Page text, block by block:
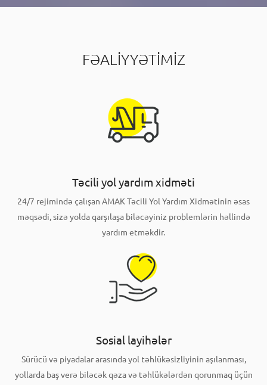
FƏALİYYƏTİMİZ
Təcili yol yardım xidməti
24/7 rejimində çalışan AMAK Təcili Yol Yardım Xidmətinin əsas
məqsədi, sizə yolda qarşılaşa biləcəyiniz problemlərin həllində
yardım etməkdir.
Sosial layihələr
Sürücü və piyadalar arasında yol təhlükəsizliyinin aşılanması,
yollarda baş verə biləcək qəza və təhlükələrdən qorunmaq üçün